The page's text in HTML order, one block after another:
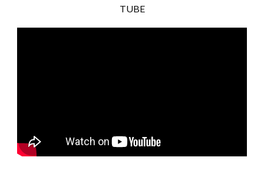
TUBE